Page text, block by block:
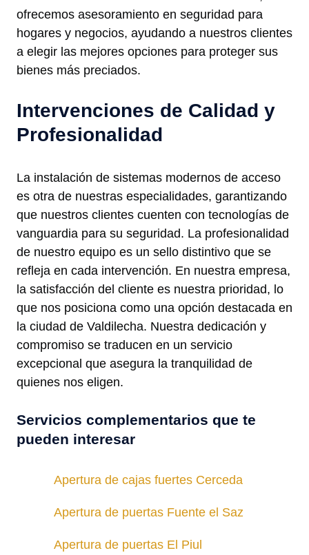
ofrecemos asesoramiento en seguridad para
hogares y negocios, ayudando a nuestros clientes
a elegir las mejores opciones para proteger sus
bienes más preciados.
Intervenciones de Calidad y
Profesionalidad
La instalación de sistemas modernos de acceso
es otra de nuestras especialidades, garantizando
que nuestros clientes cuenten con tecnologías de
vanguardia para su seguridad. La profesionalidad
de nuestro equipo es un sello distintivo que se
refleja en cada intervención. En nuestra empresa,
la satisfacción del cliente es nuestra prioridad, lo
que nos posiciona como una opción destacada en
la ciudad de Valdilecha. Nuestra dedicación y
compromiso se traducen en un servicio
excepcional que asegura la tranquilidad de
quienes nos eligen.
Servicios complementarios que te
pueden interesar
Apertura de cajas fuertes Cerceda
Apertura de puertas Fuente el Saz
Apertura de puertas El Piul